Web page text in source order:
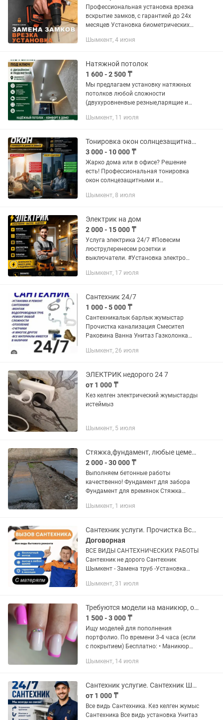
Профессиональная установка врезка
вскрытие замков, с гарантией до 24х
месяцев Установка биометрических
сейфовых, установка задвижек,
Шымкент, 4 июня
Натяжной потолок
1 600 - 2 500 ₸
Мы предлагаем установку натяжных
потолков любой сложности
(двухуровненвые резные,парящие и
люстр,софитов,карнизов,ниш. √
Фотопечать √ Резные...
Шымкент, 11 июля
Тонировка окон солнцезащитная пленка
3 000 - 10 000 ₸
Жарко дома или в офисе? Решение
есть! Профессиональная тонировка
окон солнцезащитными и
окон от жары 🌡️ Защита от солнца до
Шымкент, 8 июля
Электрик на дом
2 000 - 15 000 ₸
Услуга электрика 24/7 #Повесим
люстру,перенесем розетки и
выключатели. #Установка электро
#Монтаж телевизионного кабеля по
Шымкент, 17 июля
Сантехник 24/7
1 000 - 5 000 ₸
Сантехникалык барлык жумыстар
Прочистка канализация Смесител
Раковина Ванна Унитаз Газколонка
Шымкент, 26 июля
ЭЛЕКТРИК недорого 24 7
от 1 000 ₸
Кез келген электрический жүмыстарды
истеймыз
Шымкент, 5 июля
Стяжка,фундамент, любые цементные работы
2 000 - 30 000 ₸
Выполняем бетонные работы
качественно! Фундамент для забора
Фундамент для времянок Стяжка
качественная по технологии. А также
Шымкент, 1 июня
Сантехник услуги. Прочистка Все виды работы .24/7
Договорная
ВСЕ ВИДЫ САНТЕХНИЧЕСКИХ РАБОТЫ
Сантехник не дорого Сантехник
Шымкент - Замена труб -Установка
ванн - Устранение забора труб -
Шымкент, 31 июля
Требуются модели на маникюр, оплата за материал
1 500 - 3 000 ₸
Ищу моделей для пополнения
портфолио. По времени 3-4 часа (если
с покрытием) Бесплатно: • Маникюр
Дизайн • Наращивание Стерильный
Шымкент, 14 июля
Сантехник услугие. Сантехник Шымкент. Прочистка канализация.
от 1 000 ₸
Все видь Сантехника. Кез келген жумыс
Сантехника Все видь установка Унитаз